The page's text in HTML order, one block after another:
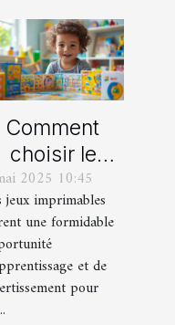
Comment
choisir le
jeu
imprimable
pour votre
enfant
2025 10:45
jeux imprimables
une formidable
et de
pour